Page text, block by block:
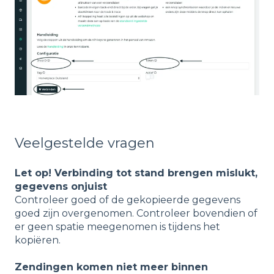
Veelgestelde vragen
Let op! Verbinding tot stand brengen mislukt,
gegevens onjuist
Controleer goed of de gekopieerde gegevens
goed zijn overgenomen. Controleer bovendien of
er geen spatie meegenomen is tijdens het
kopiëren.
Zendingen komen niet meer binnen